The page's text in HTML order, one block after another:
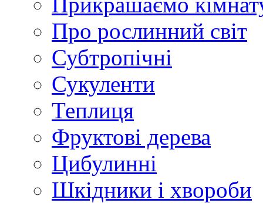
Про рослинний світ
Субтропічні
Сукуленти
Теплиця
Фруктові дерева
Цибулинні
Шкідники і хвороби